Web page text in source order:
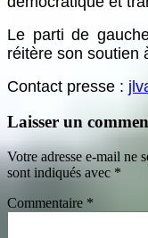
Le parti de
réitère son soutien
Contact presse :
Laisser un
Votre adresse e-mail ne
sont indiqués avec *
Commentaire *